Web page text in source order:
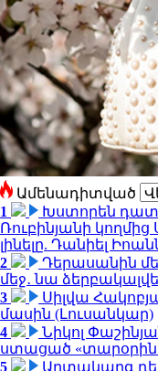
Ամենադիտված
1
Խստորեն
Ռուբինյանի
լինելը. Դանիել
2
Դերասանին
մեջ․ նա
3
Սիլվա
մասին (Լուսանկար)
4
Նիկոլ
ստացած
5
Արտակարգ